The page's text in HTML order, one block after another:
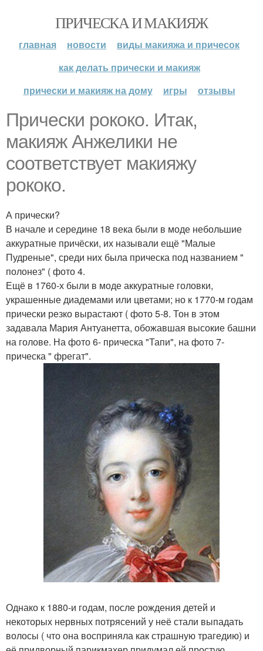
ПРИЧЕСКА И МАКИЯЖ
главная новости
виды макияжа и причесок
как делать прически и макияж
прически и макияж на дому
игры отзывы
Прически рококо. Итак,
макияж Анжелики не
соответствует макияжу
рококо.
А прически?
В начале и середине 18 века были в моде небольшие
аккуратные причёски, их называли ещё "Малые
Пудреные", среди них была прическа под названием "
полонез" ( фото 4.
Ещё в 1760-х были в моде аккуратные головки,
украшенные диадемами или цветами; но к 1770-м годам
прически резко вырастают ( фото 5-8. Тон в этом
задавала Мария Антуанетта, обожавшая высокие башни
на голове. На фото 6- прическа "Тапи", на фото 7-
прическа " фрегат".
Однако к 1880-и годам, после рождения детей и
некоторых нервных потрясений у неё стали выпадать
волосы ( что она восприняла как страшную трагедию) и